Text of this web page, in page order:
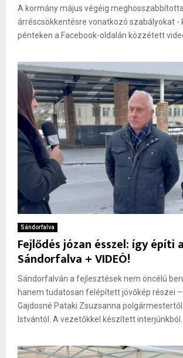
A kormány május végéig
árréscsökkentésre vonatkozó szabályokat -
pénteken a Facebook-oldalán közzétett
Sándorfalva
Fejlődés józan ésszel: így építi
Sándorfalva + VIDEÓ!
Sándorfalván a fejlesztések nem öncélú
hanem tudatosan felépített jövőkép részei
Gajdosné Pataki Zsuzsanna
Istvántól. A vezetőkkel készített interjúnkból...